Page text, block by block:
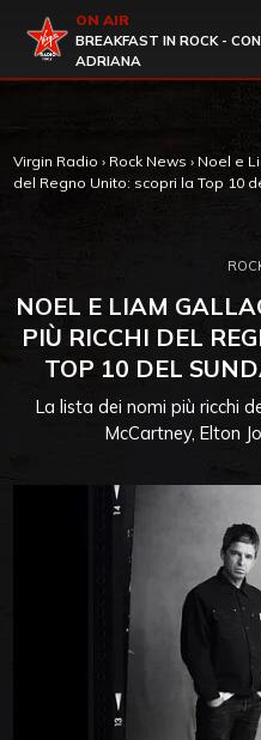
Virgin Radio
ON AIR
BREAKFAST IN ROCK - CON
ADRIANA
Virgin Radio › Rock News › Noel e
del Regno Unito: scopri la Top 10
NOEL E LIAM
PIÙ RICCHI DEL
TOP 10 DEL
La lista dei nomi più ricchi
McCartney, Elton